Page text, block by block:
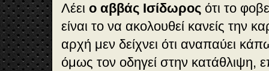
Λέει ο αββάς Ισίδωρος ότι το
είναι το να ακολουθεί κανείς την
αρχή μεν δείχνει ότι αναπαύει
όμως τον οδηγεί στην κατάθλιψη,